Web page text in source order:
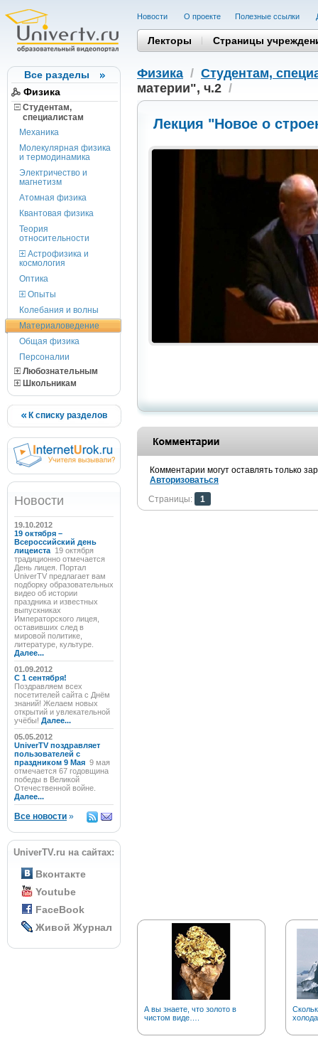
Все разделы
Физика
Студентам,
cпециалистам
Механика
Молекулярная физика
и термодинамика
Электричество и
магнетизм
Атомная физика
Квантовая физика
Теория
относительности
Астрофизика и
космология
Оптика
Опыты
Колебания и волны
Материаловедение
Общая физика
Персоналии
Любознательным
Школьникам
К списку разделов
Новости
19.10.2012
19 октября –
Всероссийский день
лицеиста 19 октября
традиционно отмечается
День лицея. Портал
UniverTV предлагает вам
подборку образовательных
видео об истории
праздника и известных
выпускниках
Императорского лицея,
оставивших след в
мировой политике,
литературе, культуре.
Далее...
01.09.2012
C 1 сентября!
Поздравляем всех
посетителей сайта с Днём
знаний! Желаем новых
открытий и увлекательной
учёбы! Далее...
05.05.2012
UniverTV поздравляет
пользователей с
праздником 9 Мая 9 мая
отмечается 67 годовщина
победы в Великой
Отечественной войне.
Далее...
Все новости »
UniverTV.ru на сайтах:
Вконтакте
Youtube
FaceBook
Живой Журнал
Новости О проекте Полезные cсылки
Лекторы Страницы
Физика / Студентам,
материи", ч.2 /
Лекция "Новое о
Комментарии могут оставлять только
Авторизоваться
Страницы:
1
А вы знаете, что золото в
чистом виде….